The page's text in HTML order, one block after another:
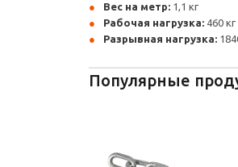
Вес на метр: 1,1 кг
Рабочая нагрузка: 460 кг
Разрывная нагрузка:
Популярные